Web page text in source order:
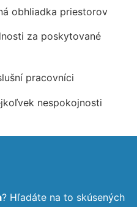
obhliadka priestorov
za poskytované
pracovníci
nespokojnosti
? Hľadáte na to skúsených